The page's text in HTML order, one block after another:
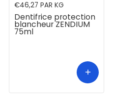
Dentifrice protection
blancheur ZENDIUM
75ml
€46,27 PAR KG